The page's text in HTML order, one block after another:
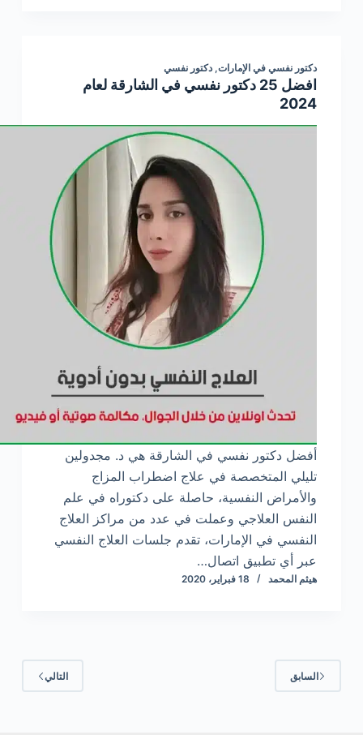
دكتور نفسي في الإمارات, دكتور نفسي
افضل 25 دكتور نفسي في الشارقة لعام
2024
أفضل دكتور نفسي في الشارقة هي د. مجدولين
تليلي المتخصصة في علاج اضطراب المزاج
والأمراض النفسية، حاصلة على دكتوراه في علم
النفس العلاجي وعملت في عدد من مراكز العلاج
النفسي في الإمارات، تقدم جلسات العلاج النفسي
عبر أي تطبيق اتصال…
هيثم المحمد 18 فبراير، 2020
السابق التالي